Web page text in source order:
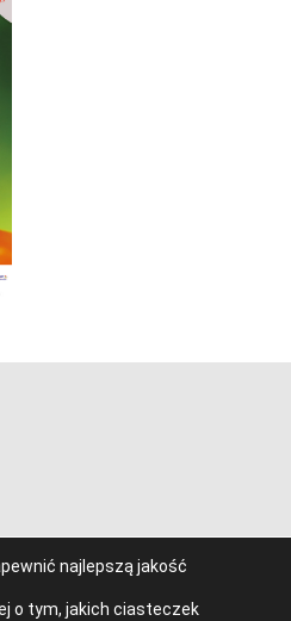
Radio Ostrowiec 2026 Radio
najlepszą jakość
o tym, jakich ciasteczek